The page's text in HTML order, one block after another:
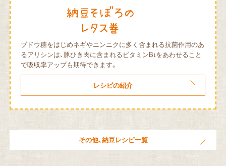
ブドウ糖をはじめネギやニンニクに多く含まれる抗菌作⽤のあ
るアリシンは、豚ひき肉に含まれるビタミンB1 をあわせること
で吸収率アップも期待できます。
レシピの紹介
その他、納豆レシピ一覧